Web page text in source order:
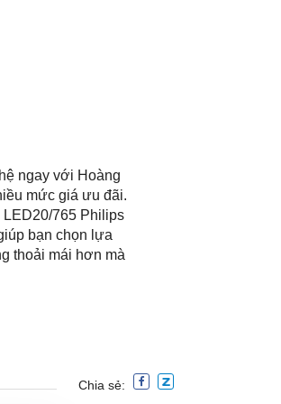
ngay với Hoàng
mức giá ưu đãi.
765 Philips
bạn chọn lựa
thoải mái hơn mà
Chia sẻ: